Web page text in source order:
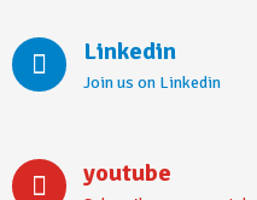
Linkedin
Join us on Linkedin
youtube